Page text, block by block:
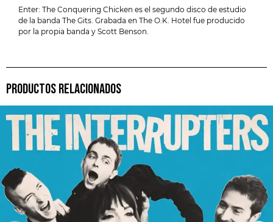
Enter: The Conquering Chicken es el segundo disco de estudio
de la banda The Gits. Grabada en The O.K. Hotel fue producido
por la propia banda y Scott Benson.
PRODUCTOS RELACIONADOS